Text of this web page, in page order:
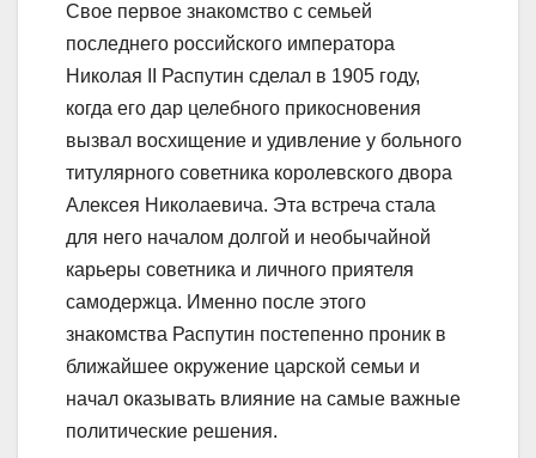
Свое первое знакомство с семьей
последнего российского императора
Николая II Распутин сделал в 1905 году,
когда его дар целебного прикосновения
вызвал восхищение и удивление у больного
титулярного советника королевского двора
Алексея Николаевича. Эта встреча стала
для него началом долгой и необычайной
карьеры советника и личного приятеля
самодержца. Именно после этого
знакомства Распутин постепенно проник в
ближайшее окружение царской семьи и
начал оказывать влияние на самые важные
политические решения.